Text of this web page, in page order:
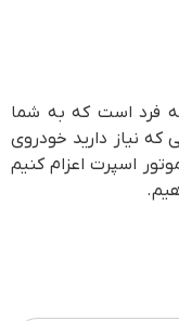
فرد است که به شما
که نیاز دارید خودروی
اسپرت اعزام کنیم